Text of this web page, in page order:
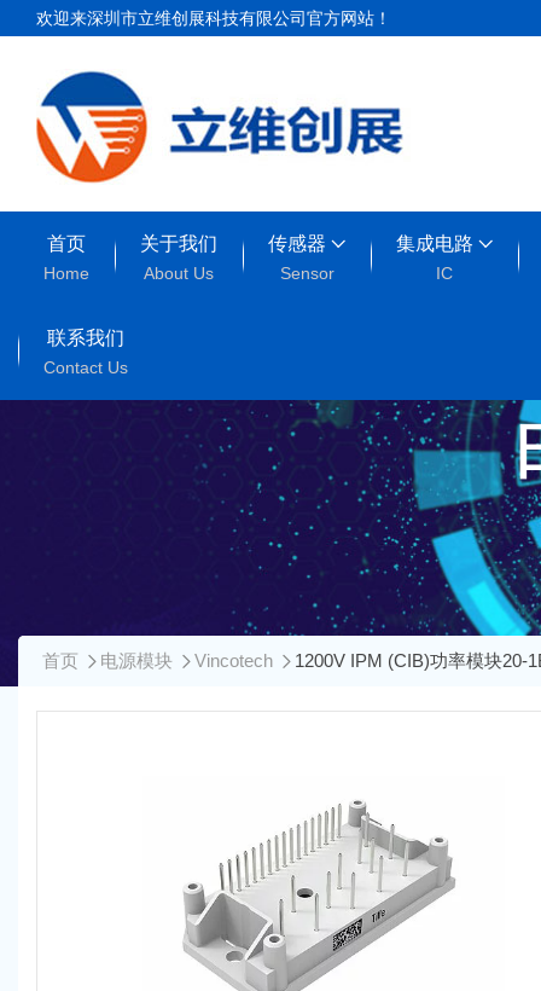
欢迎来深圳市立维创展科技有限公司官方网站！
首页
Home
关于我们
About Us
传感器
Sensor
集成电路
IC
联系我们
Contact Us
首页 电源模块 Vincotech 1200V IPM (CIB)功率模块20-